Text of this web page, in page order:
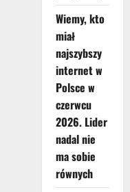
Wiemy, kto
miał
najszybszy
internet w
Polsce w
czerwcu
2026. Lider
nadal nie
ma sobie
równych